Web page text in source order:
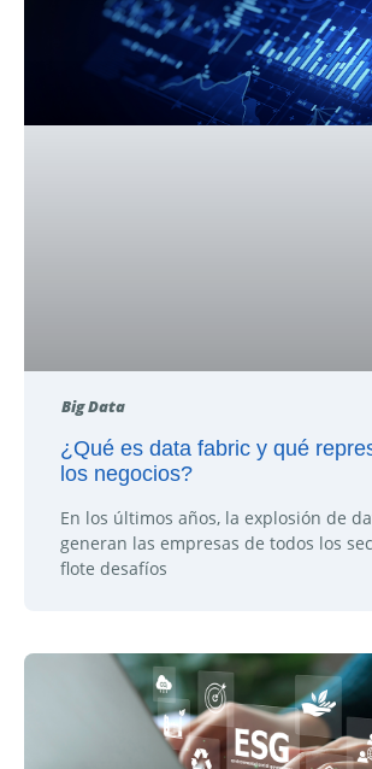
Big Data
¿Qué es data fabric y qué
los negocios?
En los últimos años, la explosión de
generan las empresas de todos los
flote desafíos